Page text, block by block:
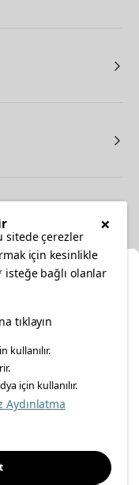
özel hizmet ve
seçin.
×
sitede çerezler
için kesinlikle
isteğe bağlı olanlar
tıklayın
kullanılır.
için kullanılır.
Aydınlatma